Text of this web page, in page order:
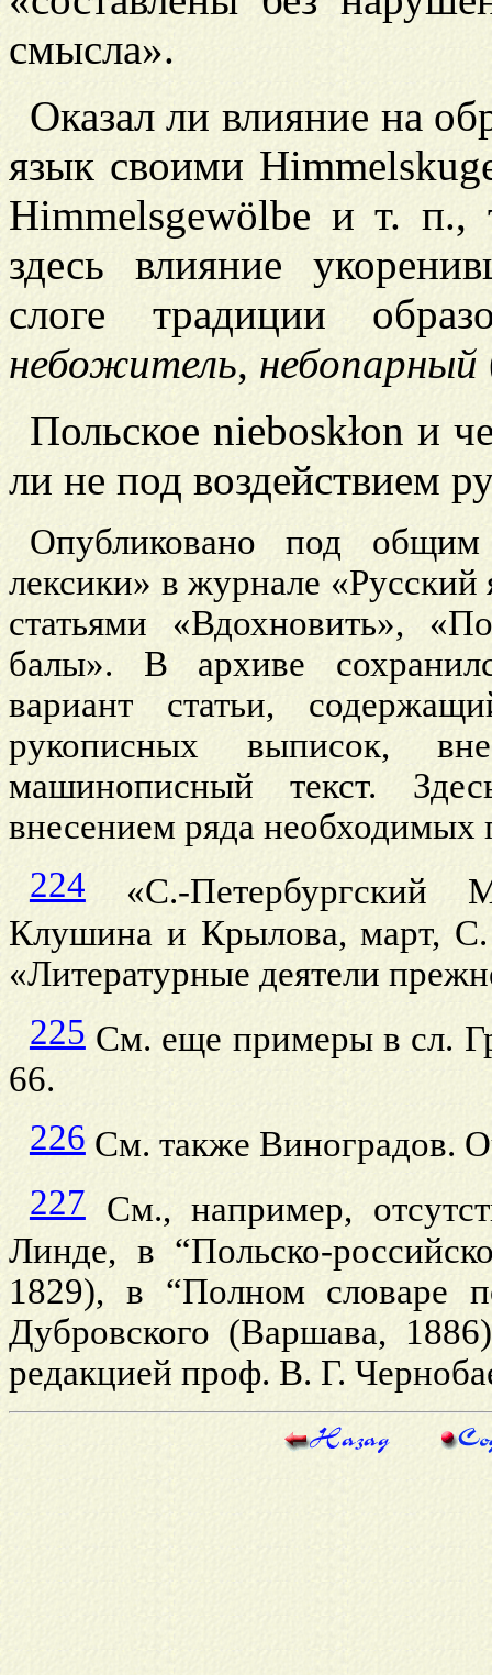
смысла».
Оказал ли влияние на
язык своими
Himmelsgewölbe и т. п.,
здесь влияние
слоге традиции
небожитель, небопарный
Польскоеnieboskłon и
ли не под воздействием
Опубликовано под
лексики» в журнале
статьями «Вдохновить»,
балы». В архиве
вариант статьи,
рукописных выписок,
машинописный текст.
внесением ряда
224«С.-Петербургский
Клушина и Крылова, март,
«Литературные деятели
225См. еще примеры в сл.
66.
226См. также Виноградов.
227См., например,
Линде, в “Польско-
1829), в “Полном словаре
Дубровского (Варшава,
редакцией проф. В. Г.